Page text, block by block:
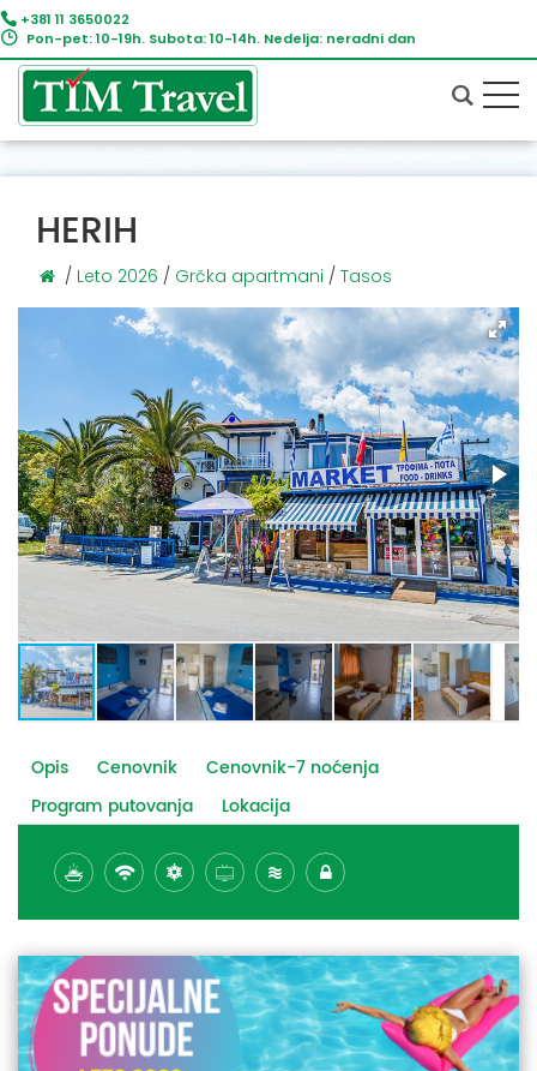
+381 11 3650022
Pon-pet: 10-19h. Subota: 10-14h. Nedelja: neradni dan
HERIH
/ Leto 2026 / Grčka apartmani / Tasos
Opis Cenovnik
Cenovnik-7 noćenja
Program putovanja
Lokacija